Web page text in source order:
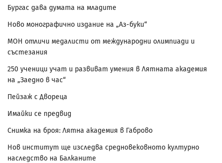
Бургас дава думата на младите
Ново монографично издание на „Аз-буки“
МОН отличи медалисти от международни олимпиади и
състезания
250 ученици учат и развиват умения в Лятната академия
на „Заедно в час“
Пейзаж с Двореца
Имайки се предвид
Снимка на броя: Лятна академия в Габрово
Нов институт ще изследва средновековното културно
наследство на Балканите